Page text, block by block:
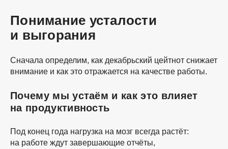
Понимание усталости
и выгорания
Сначала определим, как декабрьский цейтнот снижает
внимание и как это отражается на качестве работы.
Почему мы устаём и как это влияет
на продуктивность
Под конец года нагрузка на мозг всегда растёт:
на работе ждут завершающие отчёты,